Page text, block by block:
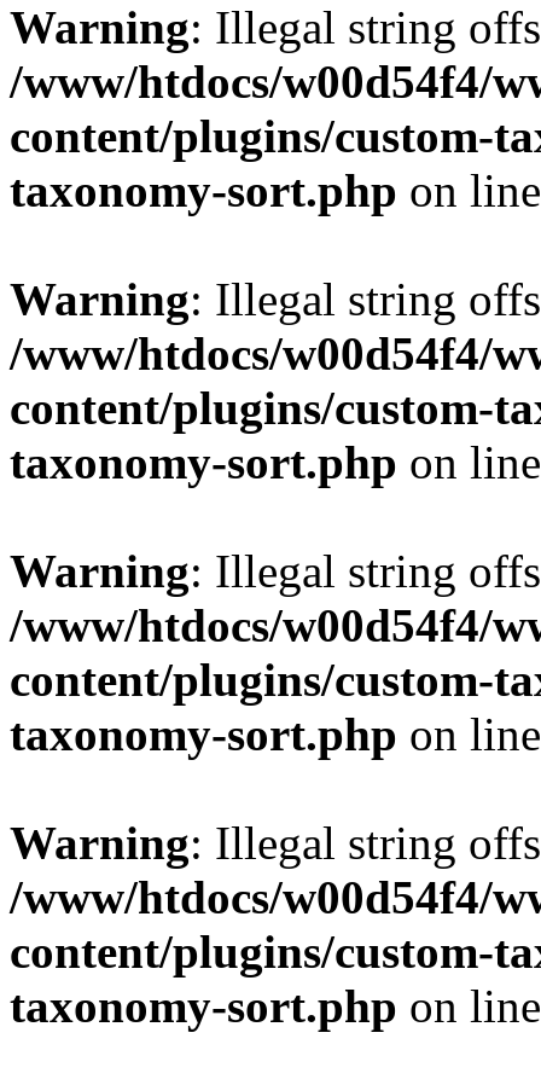
Warning: Illegal string
/www/htdocs/w00d54f4/
content/plugins/custom-
taxonomy-sort.php on
Warning: Illegal string
/www/htdocs/w00d54f4/
content/plugins/custom-
taxonomy-sort.php on
Warning: Illegal string
/www/htdocs/w00d54f4/
content/plugins/custom-
taxonomy-sort.php on
Warning: Illegal string
/www/htdocs/w00d54f4/
content/plugins/custom-
taxonomy-sort.php on